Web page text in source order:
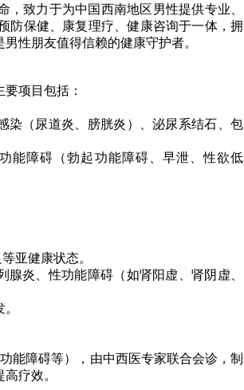
致力于为中国西南地区男性提供专业、
防保健、康复理疗、健康咨询于一体，拥
性朋友值得信赖的健康守护者。
项目包括：
（尿道炎、膀胱炎）、泌尿系结石、包
障碍（勃起功能障碍、早泄、性欲低
亚健康状态。
炎、性功能障碍（如肾阳虚、肾阴虚、
障碍等），由中西医专家联合会诊，制
疗效。